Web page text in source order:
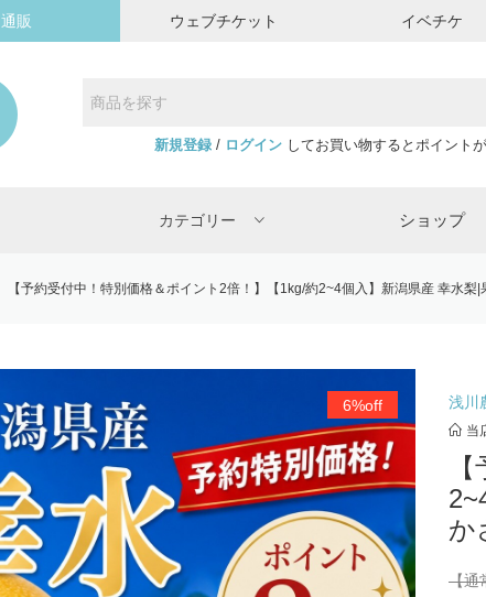
通販 ウェブチケット イベチケ
新規登録/ ログインしてお買い物するとポイントが
カテゴリー ショップ
【予約受付中！特別価格＆ポイント2倍！】【1kg/約2~4個入】新潟県産 幸水梨
6%off 浅川
当
か
【通